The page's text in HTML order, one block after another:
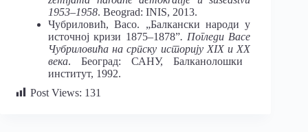
1953–1958. Beograd: INIS, 2013.
Чубриловић, Васо. „Балкански народи у
источној кризи 1875–1878”. Погледи Васе
Чубриловића на српску историју ХIXи XX
века. Београд: САНУ, Балканолошки
институт, 1992.
Post Views: 131